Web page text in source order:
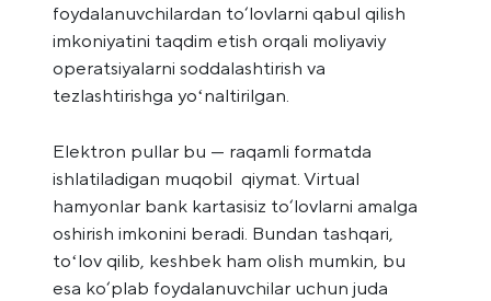
foydalanuvchilardan to‘lovlarni qabul qilish
imkoniyatini taqdim etish orqali moliyaviy
operatsiyalarni soddalashtirish va
tezlashtirishga yoʻnaltirilgan.
Elektron pullar bu — raqamli formatda
ishlatiladigan muqobil qiymat. Virtual
hamyonlar bank kartasisiz to‘lovlarni amalga
oshirish imkonini beradi. Bundan tashqari,
toʻlov qilib, keshbek ham olish mumkin, bu
esa ko‘plab foydalanuvchilar uchun juda